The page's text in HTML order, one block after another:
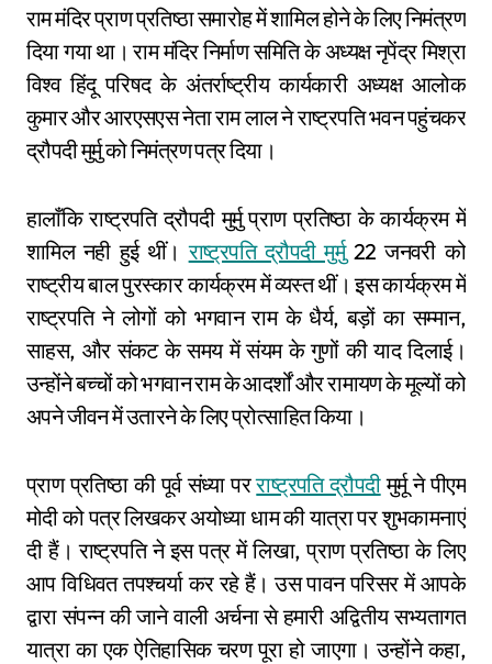
राम मंदिर प्राण प्रतिष्ठा समारोह में शामिल होने के लिए निमंत्रण
दिया गया था। राम मंदिर निर्माण समिति के अध्यक्ष नृपेंद्र मिश्रा
विश्व हिंदू परिषद के अंतर्राष्ट्रीय कार्यकारी अध्यक्ष आलोक
कुमार और आरएसएस नेता राम लाल ने राष्ट्रपति भवन पहुंचकर
द्रौपदी मुर्मु को निमंत्रण पत्र दिया।
हालाँकि राष्ट्रपति द्रौपदी मुर्मु प्राण प्रतिष्ठा के कार्यक्रम में
शामिल नही हुई थीं।राष्ट्रपति द्रौपदी मुर्मु22 जनवरी को
राष्ट्रीय बाल पुरस्कार कार्यक्रम में व्यस्त थीं। इस कार्यक्रम में
राष्ट्रपति ने लोगों को भगवान राम के धैर्य, बड़ों का सम्मान,
साहस, और संकट के समय में संयम के गुणों की याद दिलाई।
उन्होंने बच्चों को भगवान राम के आदर्शों और रामायण के मूल्यों को
अपने जीवन में उतारने के लिए प्रोत्साहित किया।
प्राण प्रतिष्ठा की पूर्व संध्या परराष्ट्रपति द्रौपदीमुर्मू ने पीएम
मोदी को पत्र लिखकर अयोध्या धाम की यात्रा पर शुभकामनाएं
दी हैं। राष्ट्रपति ने इस पत्र में लिखा, प्राण प्रतिष्ठा के लिए
आप विधिवत तपश्चर्या कर रहे हैं। उस पावन परिसर में आपके
द्वारा संपन्न की जाने वाली अर्चना से हमारी अद्वितीय सभ्यतागत
यात्रा का एक ऐतिहासिक चरण पूरा हो जाएगा। उन्होंने कहा,